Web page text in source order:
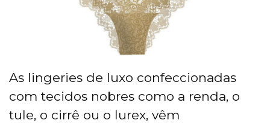
As lingeries de luxo confeccionadas
com tecidos nobres como a renda, o
tule, o cirrê ou o lurex, vêm